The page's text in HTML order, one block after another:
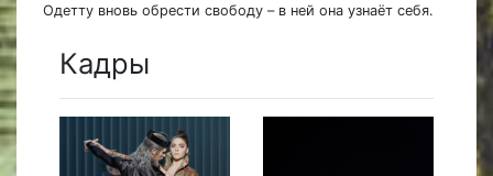
Одетту вновь обрести свободу – в ней она узнаёт себя.
Кадры